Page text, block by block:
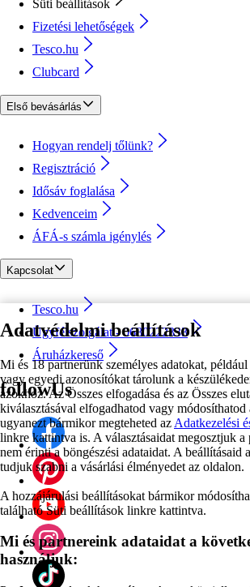
Adatvédelmi beállítások
Mi és 18 partnerünk személyes adatokat,
vagy egyedi azonosítókat tárolunk a
azokhoz. Az Összes elfogadása és az Összes
kiválasztásával elfogadhatod vagy
ugyanezt bármikor megteheted az Adatkezelési
linkre kattintva is. A választásaidat megosztjuk a
nem érinti a böngészési adataidat. A beállításaid
tudjuk szabni a vásárlási élményedet az oldalon.
A hozzájárulási beállításokat bármikor
található Süti beállítások linkre kattintva.
Mi és partnereink adataidat a
használjuk:
Süti beállítások
Fizetési lehetőségek
Tesco.hu
Clubcard
Első bevásárlás
Hogyan rendelj tőlünk?
Regisztráció
Idősáv foglalása
Kedvenceim
ÁFÁ-s számla igénylés
Kapcsolat
Tesco.hu
Ügyfélszolgálat - 0680222333
Áruházkereső
followUs